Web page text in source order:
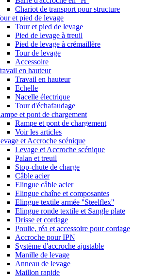
Chariot de transport pour structure
et pied de levage
Tour et pied de levage
Pied de levage à treuil
Pied de levage à crémaillère
Tour de levage
Accessoire
en hauteur
Travail en hauteur
Echelle
Nacelle électrique
Tour d'échafaudage
et pont de chargement
Rampe et pont de chargement
Voir les articles
et Accroche scénique
Levage et Accroche scénique
Palan et treuil
Stop-chute de charge
Câble acier
Elingue câble acier
Elingue chaîne et composantes
Elingue textile armée ''Steelflex''
Elingue ronde textile et Sangle plate
Drisse et cordage
Poulie, réa et accessoire pour cordage
Accroche pour IPN
Système d'accroche ajustable
Manille de levage
Anneau de levage
Maillon rapide